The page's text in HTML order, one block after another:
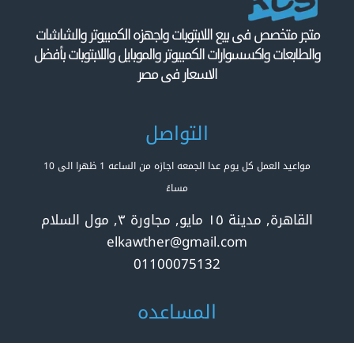
متجر متخصص فى بيع اللابتوبات واجهزه الكمبيوتر والشاشات
والطابعات واكسسوارات الكمبيوتر والموبايل واللابتوبات بأفضل
الاسعار فى مصر
التواصل
مواعيد العمل كل يوم عدا الجمعه اجازه من الساعه 1 ظهرا الى 10
مساءً
القاهرة, مدينة ١٥ مايو, مجاورة ٣, مول السلام
elkawther@gmail.com
01100075132
المساعده